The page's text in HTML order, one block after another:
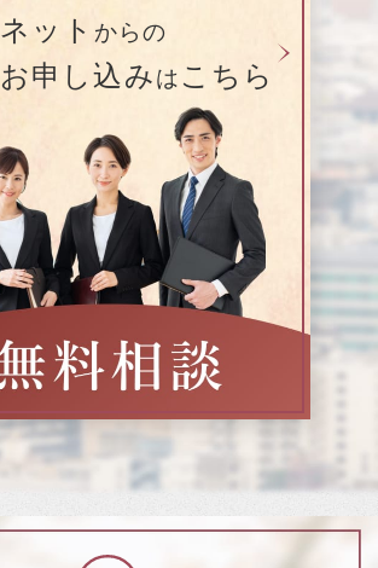
ネット からの
お申し込みは こちら